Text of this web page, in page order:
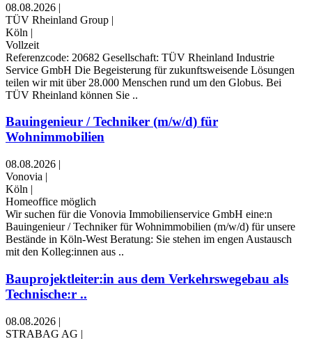
08.08.2026 |
TÜV Rheinland Group |
Köln |
Vollzeit
Referenzcode: 20682 Gesellschaft: TÜV Rheinland Industrie
Service GmbH Die Begeisterung für zukunftsweisende Lösungen
teilen wir mit über 28.000 Menschen rund um den Globus. Bei
TÜV Rheinland können Sie ..
Bauingenieur / Techniker (m/w/d) für
Wohnimmobilien
08.08.2026 |
Vonovia |
Köln |
Homeoffice möglich
Wir suchen für die Vonovia Immobilienservice GmbH eine:n
Bauingenieur / Techniker für Wohnimmobilien (m/w/d) für unsere
Bestände in Köln-West Beratung: Sie stehen im engen Austausch
mit den Kolleg:innen aus ..
Bauprojektleiter:in aus dem Verkehrswegebau als
Technische:r ..
08.08.2026 |
STRABAG AG |